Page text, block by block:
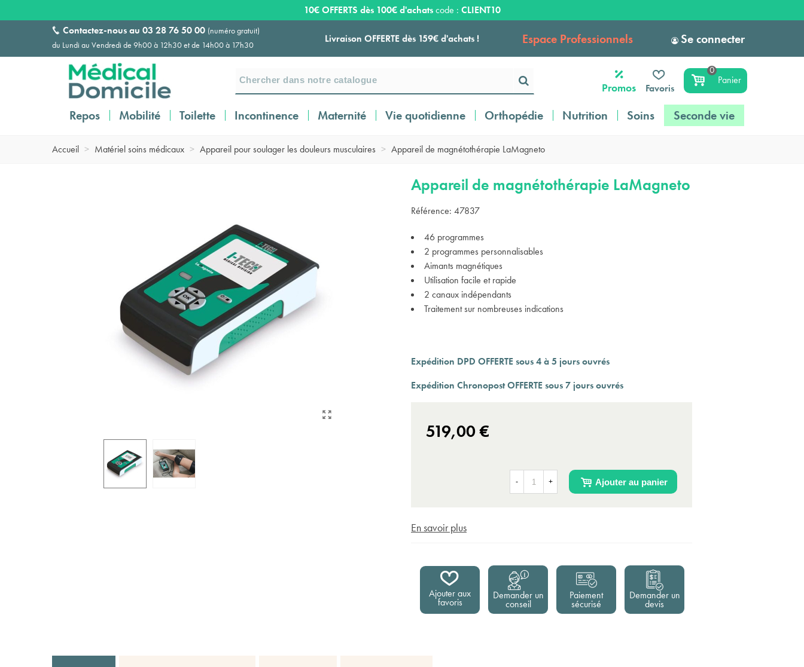
Livraison OFFERTE dès 159€ d'achats !
Payez en 3 ou 4 fois SANS FRAIS à partir de
100€
Livraison OFFERTE dès 159€ d'achats !
Payez en 3 ou 4 fois SANS FRAIS à partir de
Expédition sous 24 à 48 heures ouvrées*
10€ OFFERTS dès 100€ d'achatscode : CLIENT10
Contactez-nous au 03 28 76 50 00 (numéro gratuit)
du Lundi au Vendredi de 9h00 à 12h30 et de 14h00 à 17h30
Espace Professionnels Se connecter
Promos Favoris
0
Panier
Repos Mobilité Toilette Incontinence Maternité Vie quotidienne Orthopédie Nutrition Soins Seconde vie
Accueil > Matériel soins médicaux > Appareil pour soulager les douleurs musculaires > Appareil de magnétothérapie LaMagneto
Appareil de magnétothérapie LaMagneto
Référence: 47837
46 programmes
2 programmes personnalisables
Aimants magnétiques
Utilisation facile et rapide
2 canaux indépendants
Traitement sur nombreuses indications
Expédition DPD OFFERTE sous 4 à 5 jours ouvrés
Expédition Chronopost OFFERTE sous 7 jours ouvrés
519,00 €
- + Ajouter au panier
En savoir plus
Ajouter aux
favoris
Demander un
conseil
Paiement
sécurisé
Demander un
devis